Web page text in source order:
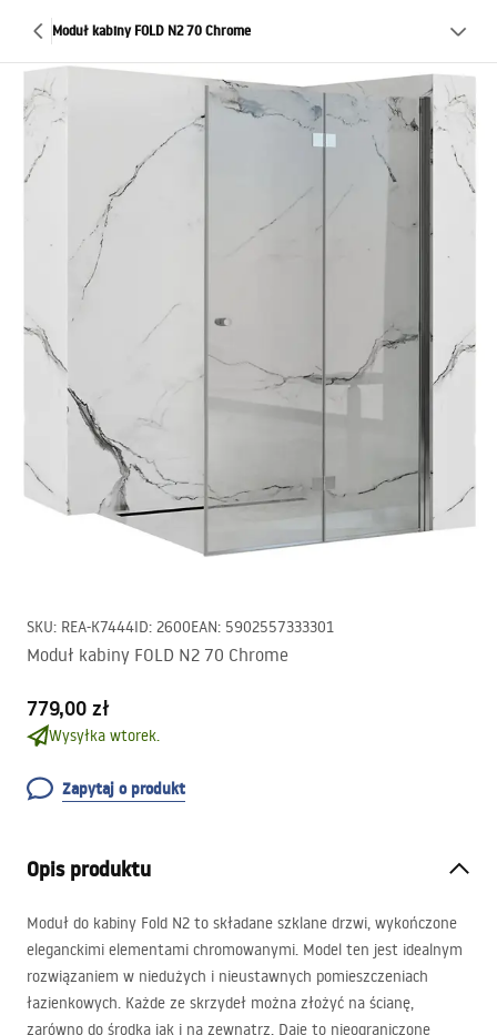
Moduł kabiny FOLD N2 70 Chrome
SKU: REA-K7444ID: 2600EAN: 5902557333301
Moduł kabiny FOLD N2 70 Chrome
779,00 zł
Wysyłka wtorek.
Zapytaj o produkt
Opis produktu
Moduł do kabiny Fold N2 to składane szklane drzwi, wykończone
eleganckimi elementami chromowanymi. Model ten jest idealnym
rozwiązaniem w niedużych i nieustawnych pomieszczeniach
łazienkowych. Każde ze skrzydeł można złożyć na ścianę,
zarówno do środka jak i na zewnątrz. Daje to nieograniczone